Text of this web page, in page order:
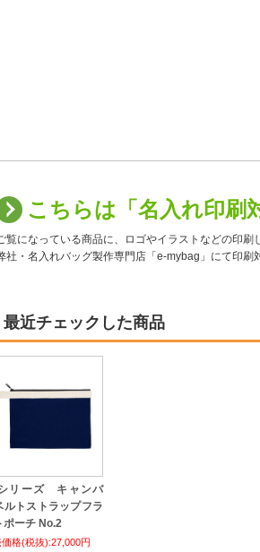
こちらは「名入れ印刷
覧になっている商品に、ロゴやイラストなどの印刷
社・名入れバッグ製作専門店「e-mybag」にて印刷
最近チェックした商品
リーズ キャンバ
ルトストラップフラ
ポーチ No.2
格(税抜):27,000円